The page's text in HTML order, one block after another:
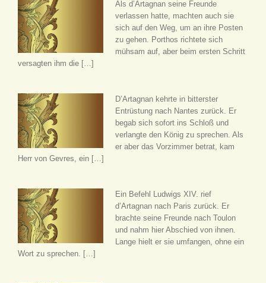
Als d’Artagnan seine Freunde
verlassen hatte, machten auch sie
sich auf den Weg, um an ihre Posten
zu gehen. Porthos richtete sich
mühsam auf, aber beim ersten Schritt
versagten ihm die […]
D’Artagnan kehrte in bitterster
Entrüstung nach Nantes zurück. Er
begab sich sofort ins Schloß und
verlangte den König zu sprechen. Als
er aber das Vorzimmer betrat, kam
Herr von Gevres, ein […]
Ein Befehl Ludwigs XIV. rief
d’Artagnan nach Paris zurück. Er
brachte seine Freunde nach Toulon
und nahm hier Abschied von ihnen.
Lange hielt er sie umfangen, ohne ein
Wort zu sprechen. […]